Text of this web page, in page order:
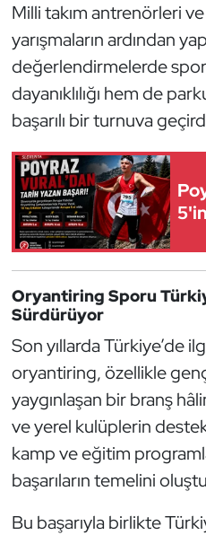
Milli takım antrenörleri
yarışmaların ardından
değerlendirmelerde
dayanıklılığı hem de
başarılı bir turnuva
Oryantiring Sporu
Sürdürüyor
Son yıllarda Türkiye’de
oryantiring, özellikle
yaygınlaşan bir branş
ve yerel kulüplerin
kamp ve eğitim
başarıların temelini
Bu başarıyla birlikte
Karate
Kayak
Kempo
Kick Boks
Kürek
Masa Tenisi
Modern Pentatlon
Motor Sporları
Muay Thai
Okçuluk